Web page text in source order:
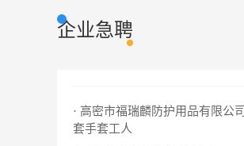
企业急聘
· 高密市福瑞麟防护用品有限公司
套手套工人